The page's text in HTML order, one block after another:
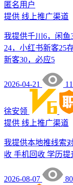
匿名用户
提供 线上推广渠道
我提供千川6，闲鱼
24，小红书新客25
新客30，必应5
2026-04-21
徐安领
提供 线上推广渠道
我提供本地推线索
收 手机回收 学历
2026-08-07